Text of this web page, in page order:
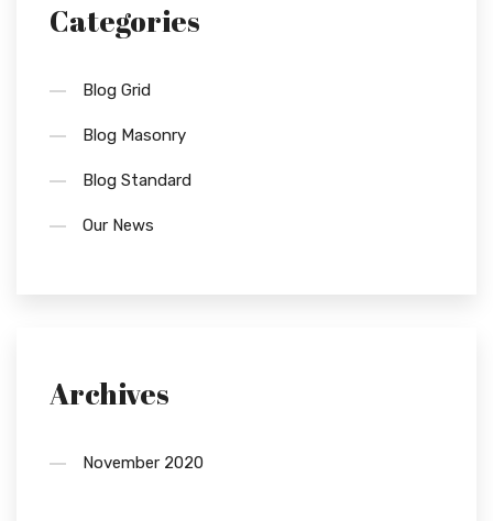
Categories
Blog Grid
Blog Masonry
Blog Standard
Our News
Archives
November 2020